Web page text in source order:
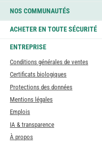
NOS COMMUNAUTÉS
ACHETER EN TOUTE SÉCURITÉ
ENTREPRISE
Conditions générales de ventes
Certificats biologiques
Protections des données
Mentions légales
Emplois
IA & transparence
À propos